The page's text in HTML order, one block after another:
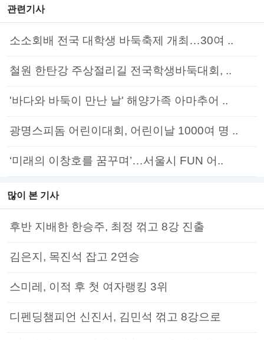
관련기사
소소회배 전국 대학생 바둑축제 개최…30여 ..
철원 한탄강 주상절리길 전국학생바둑대회, ..
'바다와 바둑이 만난 날' 해양가족 아마추어 ..
광명스피돔 어린이대회, 어린이날 1000여 명 ..
‘미래의 이창호를 꿈꾸며’…서울시 FUN 어..
많이 본 기사
후반 지배한 한승주, 최정 꺾고 8강 진출
김은지, 목진석 잡고 2연승
스미레, 이적 후 첫 여자랭킹 3위
디펜딩챔피언 신진서, 김민석 꺾고 8강으로